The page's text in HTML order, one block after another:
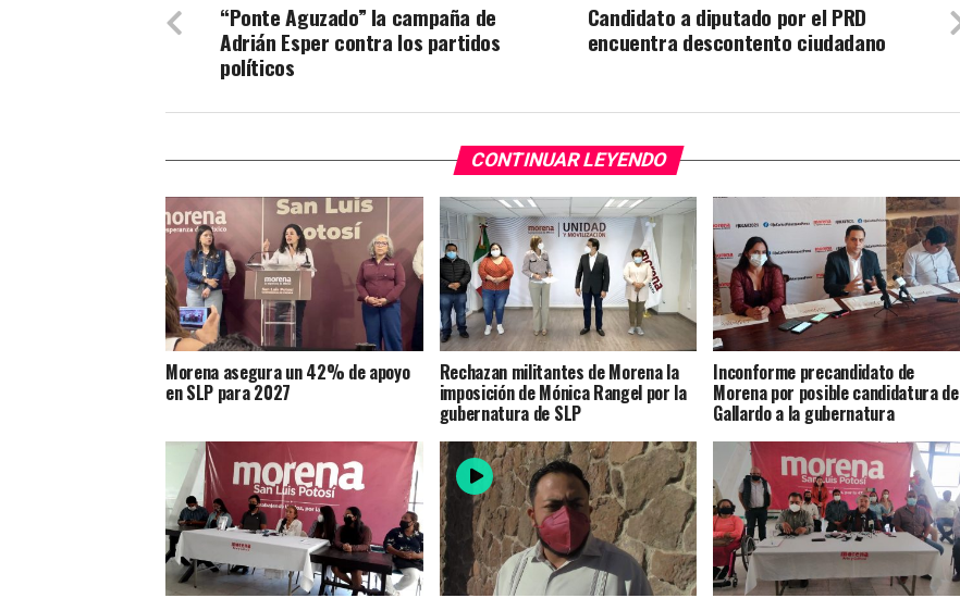
Candidato a diputado por el PRD
encuentra descontento ciudadano
“Ponte Aguzado” la campaña de
Adrián Esper contra los partidos
políticos
CONTINUAR LEYENDO
Morena asegura un 42% de apoyo
en SLP para 2027
Rechazan militantes de Morena la
imposición de Mónica Rangel por la
gubernatura de SLP
Inconforme precandidato de
Morena por posible candidatura de
Gallardo a la gubernatura